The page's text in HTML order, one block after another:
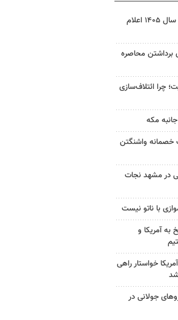
نتیجه آزمون ورودی سمپاد سال ۱۴۰۵ اعلام
برداشتن محاصره
چرا ائتلاف‌سازی
مکه
خصمانه واشنگتن
در مشهد نجات
با ناتو نیست
آمریکا و
خواستار راهی
جولانی در